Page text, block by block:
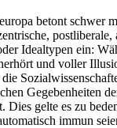
betont
Idealtypen ein:
und voller
gelte es zu
immun